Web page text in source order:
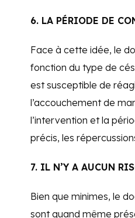
6. LA PÉRIODE DE
Face à cette idée, le
fonction du type de
est susceptible de
l’accouchement de
l’intervention et la
précis, les
7. IL N’Y A AUCUN
Bien que minimes, le
sont quand même